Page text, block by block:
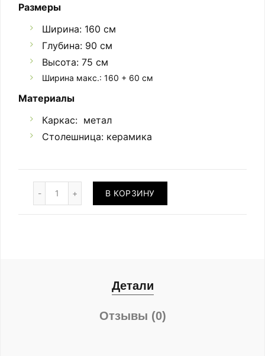
Размеры
Ширина: 160 см
Глубина: 90 см
Высота: 75 см
Ширина макс.: 160 + 60 см
Материалы
Каркас: метал
Столешница: керамика
В КОРЗИНУ
Детали
Отзывы (0)